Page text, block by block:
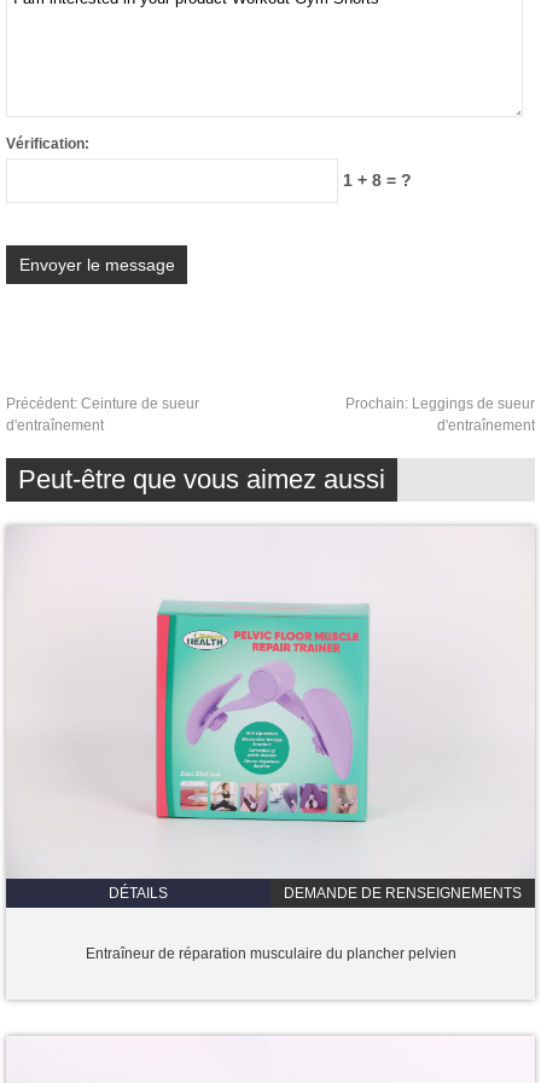
Vérification:
1 + 8 = ?
Précédent: Ceinture de sueur
d'entraînement
Prochain: Leggings de sueur
d'entraînement
Peut-être que vous aimez aussi
DÉTAILS DEMANDE DE RENSEIGNEMENTS
Entraîneur de réparation musculaire du plancher pelvien